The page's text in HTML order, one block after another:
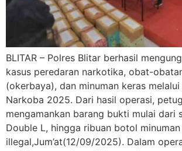
BLITAR – Polres Blitar berhasil
kasus peredaran narkotika, obat-
(okerbaya), dan minuman keras
Narkoba 2025. Dari hasil operasi,
mengamankan barang bukti mulai dari
Double L, hingga ribuan botol
illegal,Jum’at(12/09/2025). Dalam